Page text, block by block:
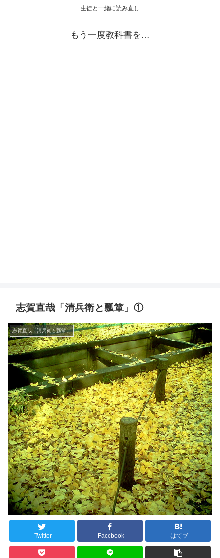
生徒と一緒に読み直し
もう一度教科書を…
志賀直哉「清兵衛と瓢箪」①
志賀直哉「清兵衛と瓢箪」
Twitter Facebook はてブ